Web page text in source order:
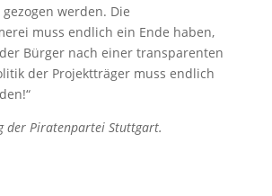
werden. Die
muss endlich ein Ende haben,
Bürger nach einer transparenten
der Projektträger muss endlich
der Piratenpartei Stuttgart.